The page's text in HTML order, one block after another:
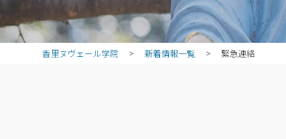
香里ヌヴェール学院 > 新着情報一覧 > 緊急連絡